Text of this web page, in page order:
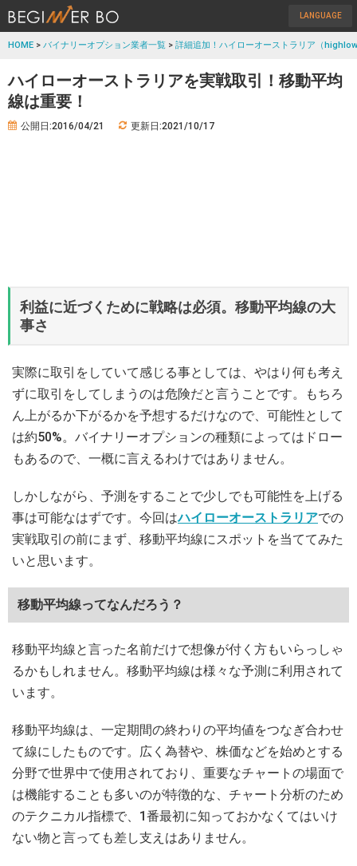
LANGUAGE
HOME > バイナリーオプション業者一覧 > 詳細追加！ハイローオーストラリア（
ハイローオーストラリアを実戦取引！移動平均
線は重要！
公開日:2016/04/21 更新日:2021/10/17
利益に近づくために戦略は必須。移動平均線の大
事さ
実際に取引をしていて感じる事としては、やはり何も考え
ずに取引をしてしまうのは危険だと言うことです。もちろ
ん上がるか下がるかを予想するだけなので、可能性として
は約50%。バイナリーオプションの種類によってはドロー
もあるので、一概に言えるわけではありません。
しかしながら、予測をすることで少しでも可能性を上げる
事は可能なはずです。今回はハイローオーストラリアでの
実戦取引の前にまず、移動平均線にスポットを当ててみた
いと思います。
移動平均線ってなんだろう？
移動平均線と言った名前だけで想像が付く方もいらっしゃ
るかもしれません。移動平均線は様々な予測に利用されて
います。
移動平均線は、一定期間の終わりの平均値をつなぎ合わせ
て線にしたものです。広く為替や、株価などを始めとする
分野で世界中で使用されており、重要なチャートの場面で
は機能することも多いのが特徴的な、チャート分析のため
のテクニカル指標で、1番最初に知っておかなくてはいけ
ない物と言っても差し支えはありません。